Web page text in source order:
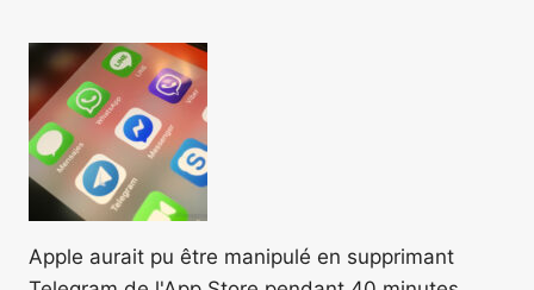
Apple aurait pu être manipulé en supprimant